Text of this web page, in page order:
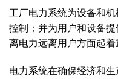
工厂电力系统为设备和
控制；并为用户和设备
离电力远离用户方面起着
电力系统在确保经济和